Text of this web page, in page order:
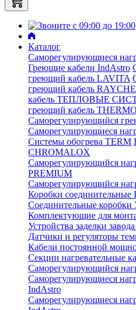
Каталог
Саморегулирующиеся
Греющие кабели IndAstro
греющий кабель LAVITA
греющий кабель
кабель ТЕПЛОВЫЕ
греющий кабель
Саморегулирующийся
Саморегулирующиеся
Системы обогрева TERM
CHROMALOX
Саморегулирующийся
PREMIUM
Саморегулирующийся
Коробки
Соединительные
Комплектующие для
Устройства заделки
Датчики и регуляторы
Кабели постоянной
Секции нагревательные
Саморегулирующийся
Саморегулирующиеся
IndAstro
Саморегулирующиеся